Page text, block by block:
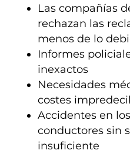
Las compañías
rechazan las
menos de lo
Informes
inexactos
Necesidades
costes
Accidentes en
conductores sin
insuficiente